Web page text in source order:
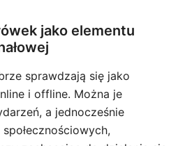
jako elementu
sprawdzają się jako
i offline. Można je
a jednocześnie